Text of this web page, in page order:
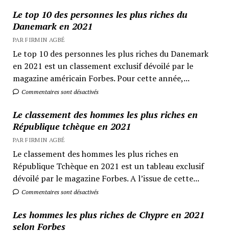
Le top 10 des personnes les plus riches du
Danemark en 2021
PAR FIRMIN AGBÉ
Le top 10 des personnes les plus riches du Danemark
en 2021 est un classement exclusif dévoilé par le
magazine américain Forbes. Pour cette année,...
Commentaires sont désactivés
Le classement des hommes les plus riches en
République tchèque en 2021
PAR FIRMIN AGBÉ
Le classement des hommes les plus riches en
République Tchèque en 2021 est un tableau exclusif
dévoilé par le magazine Forbes. A l’issue de cette...
Commentaires sont désactivés
Les hommes les plus riches de Chypre en 2021
selon Forbes